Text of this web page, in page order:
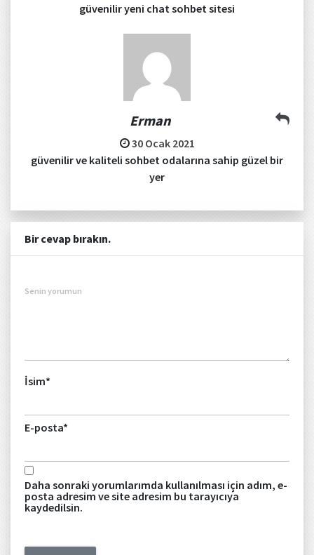
güvenilir yeni chat sohbet sitesi
Erman
30 Ocak 2021
güvenilir ve kaliteli sohbet odalarına sahip güzel bir
yer
Bir cevap bırakın.
Senin yorumun
İsim*
E-posta*
Daha sonraki yorumlarımda kullanılması için adım, e-
posta adresim ve site adresim bu tarayıcıya
kaydedilsin.